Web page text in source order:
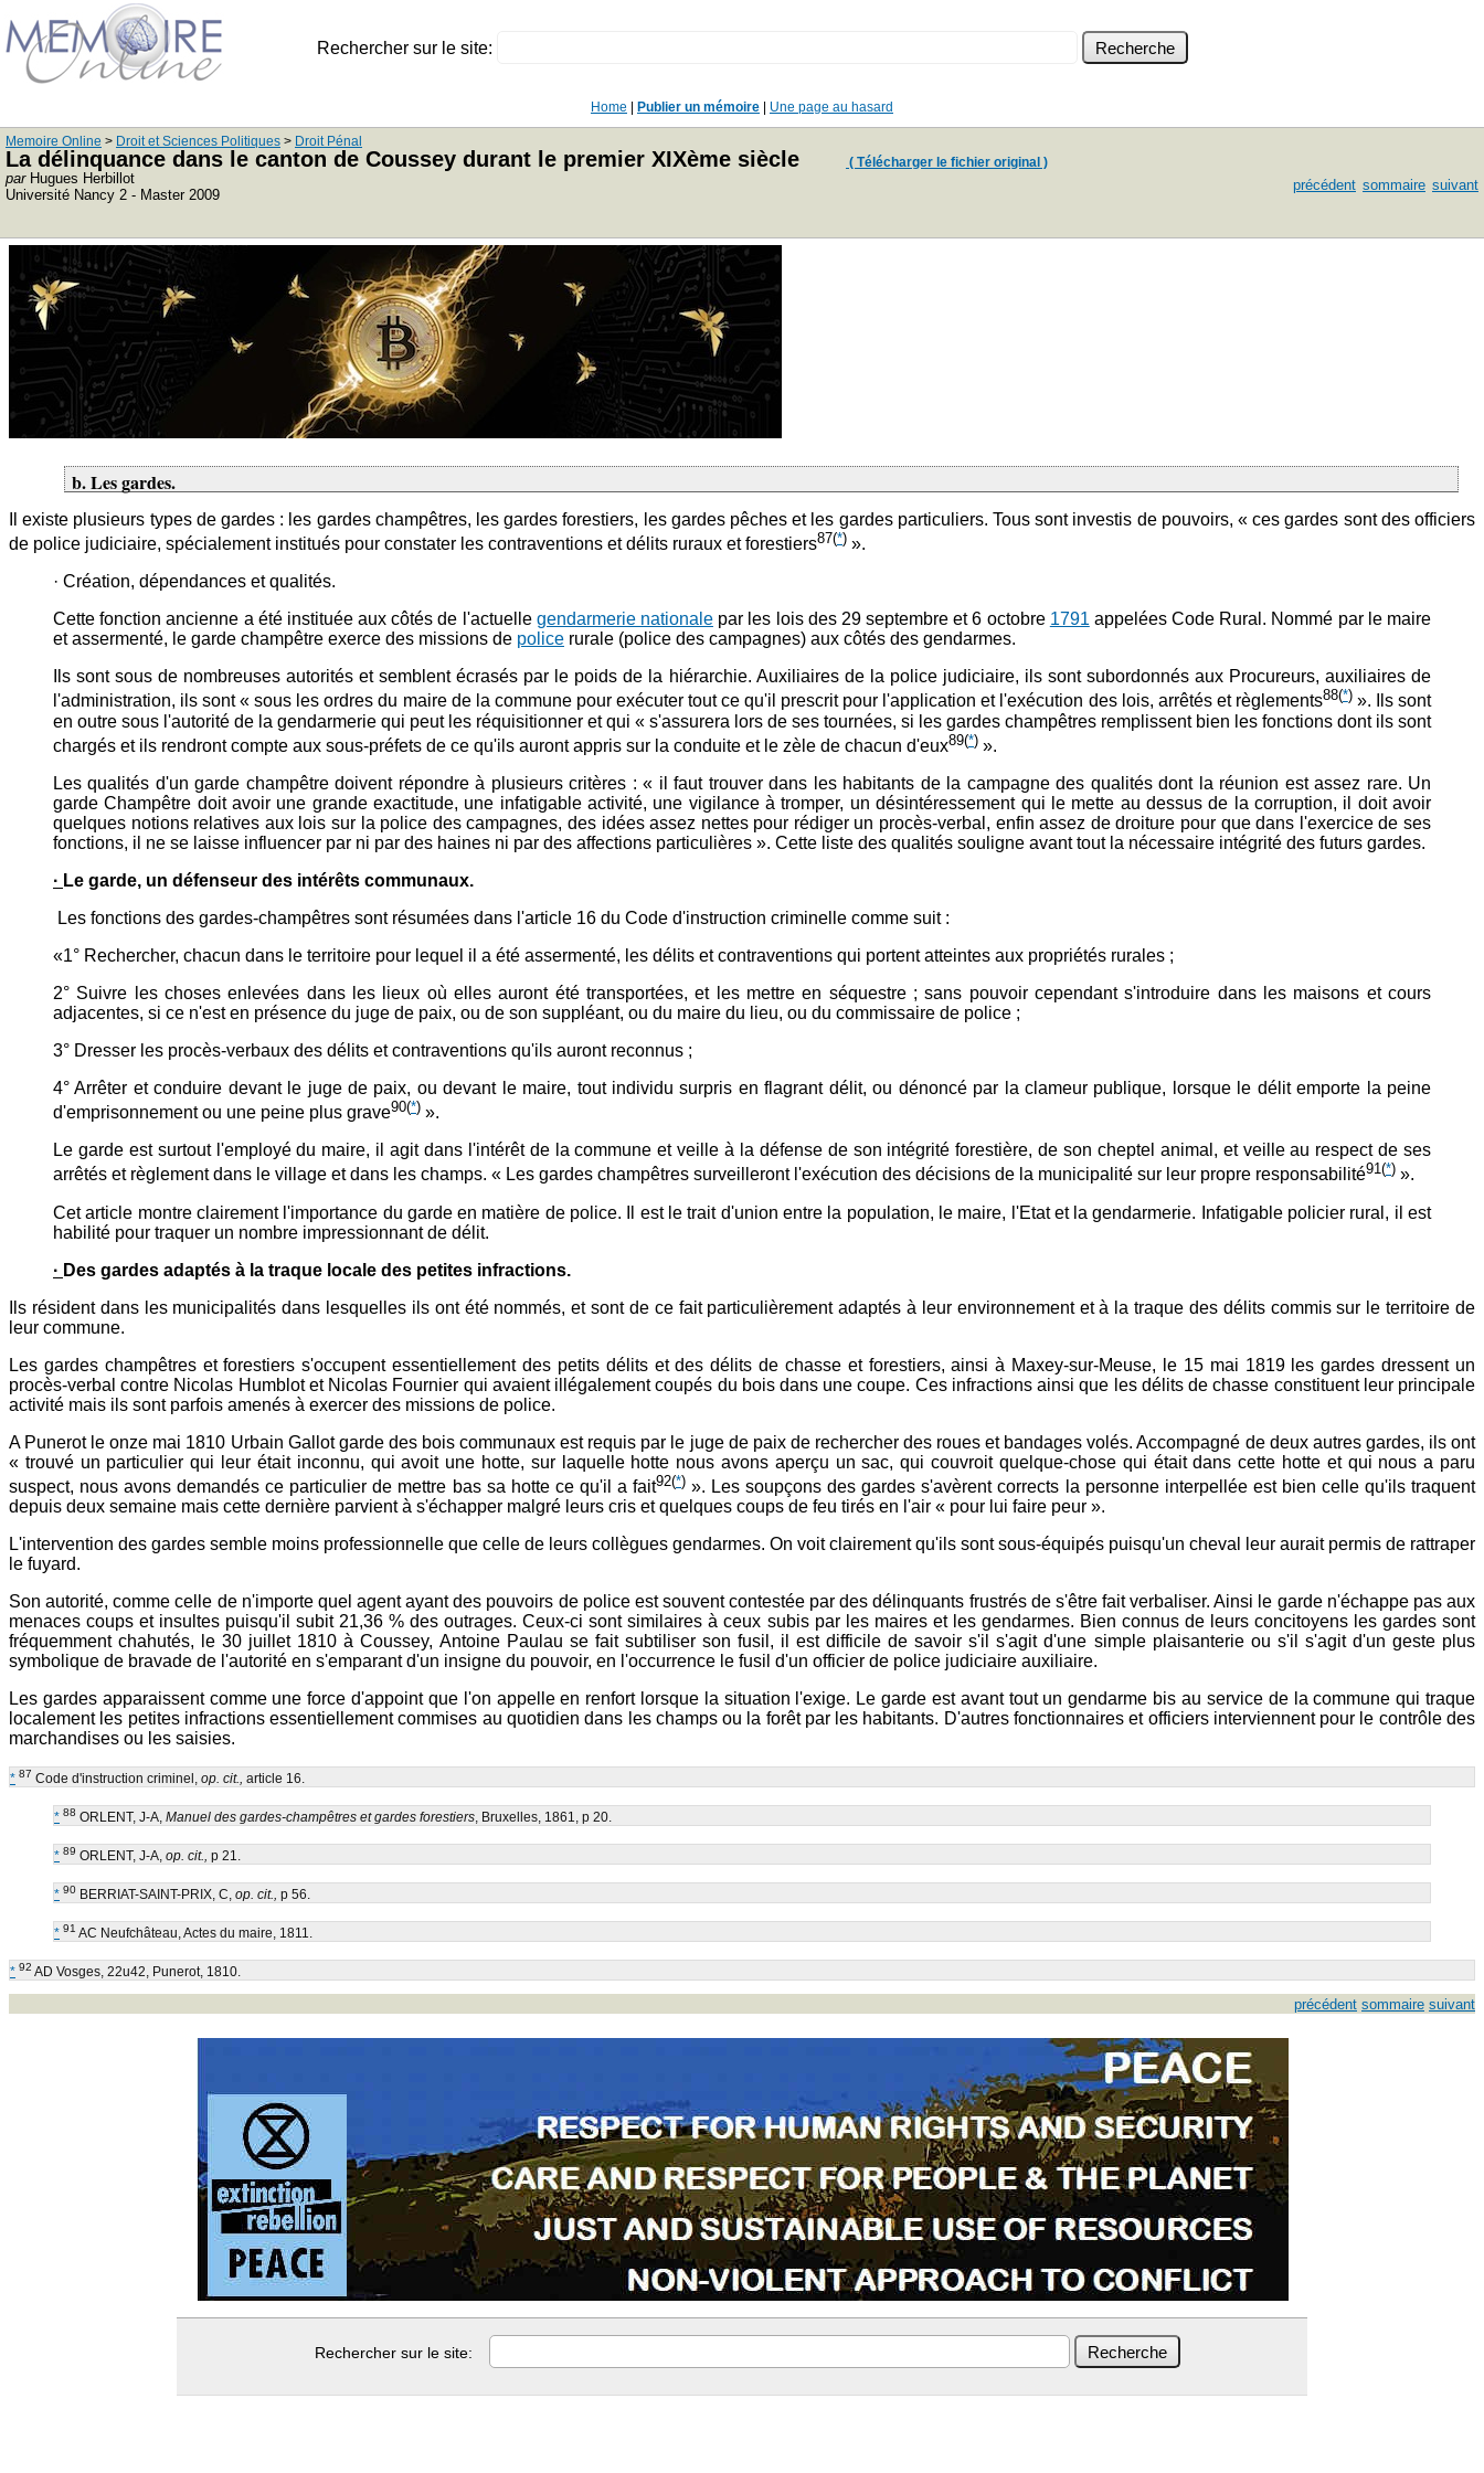
Rechercher sur le site:
Home Publier un mémoire Une page au hasard
Memoire Online > Droit et Sciences Politiques > Droit Pénal
La délinquance dans le canton de Coussey durant le premier XIXème siècle ( Télécharger le fichier original )
parHugues Herbillot
Université Nancy 2 - Master 2009
précédent sommaire suivant
b. Les gardes.
Il existe plusieurs types de gardes : les gardes champêtres, les gardes forestiers, les gardes pêches et les gardes particuliers. Tous sont investis de pouvoirs, « ces gardes sont des officiers
de police judiciaire, spécialement institués pour constater les contraventions et délits ruraux et forestiers87(*) ».
· Création, dépendances et qualités.
Cette fonction ancienne a été instituée aux côtés de l'actuelle gendarmerie nationalepar les lois des 29 septembre et 6 octobre 1791 appelées Code Rural. Nommé par le maire
et assermenté, le garde champêtre exerce des missions de police rurale (police des campagnes) aux côtés des gendarmes.
Ils sont sous de nombreuses autorités et semblent écrasés par le poids de la hiérarchie. Auxiliaires de la police judiciaire, ils sont subordonnés aux Procureurs, auxiliaires de
l'administration, ils sont « sous les ordres du maire de la commune pour exécuter tout ce qu'il prescrit pour l'application et l'exécution des lois, arrêtés et règlements88(*)». Ils sont
en outre sous l'autorité de la gendarmerie qui peut les réquisitionner et qui « s'assurera lors de ses tournées, si les gardes champêtres remplissent bien les fonctions dont ils sont
chargés et ils rendront compte aux sous-préfets de ce qu'ils auront appris sur la conduite et le zèle de chacun d'eux89(*) ».
Les qualités d'un garde champêtre doivent répondre à plusieurs critères : « il faut trouver dans les habitants de la campagne des qualités dont la réunion est assez rare. Un
garde Champêtre doit avoir une grande exactitude, une infatigable activité, une vigilance à tromper, un désintéressement qui le mette au dessus de la corruption, il doit avoir
quelques notions relatives aux lois sur la police des campagnes, des idées assez nettes pour rédiger un procès-verbal, enfin assez de droiture pour que dans l'exercice de ses
fonctions, il ne se laisse influencer par ni par des haines ni par des affections particulières ». Cette liste des qualités souligne avant tout la nécessaire intégrité des futurs gardes.
· Le garde, un défenseur des intérêts communaux.
Les fonctions des gardes-champêtres sont résumées dans l'article 16 du Code d'instruction criminelle comme suit :
«1° Rechercher, chacun dans le territoire pour lequel il a été assermenté, les délits et contraventions qui portent atteintes aux propriétés rurales ;
2° Suivre les choses enlevées dans les lieux où elles auront été transportées, et les mettre en séquestre ; sans pouvoir cependant s'introduire dans les maisons et cours
adjacentes, si ce n'est en présence du juge de paix, ou de son suppléant, ou du maire du lieu, ou du commissaire de police ;
3° Dresser les procès-verbaux des délits et contraventions qu'ils auront reconnus ;
4° Arrêter et conduire devant le juge de paix, ou devant le maire, tout individu surpris en flagrant délit, ou dénoncé par la clameur publique, lorsque le délit emporte la peine
d'emprisonnement ou une peine plus grave90(*) ».
Le garde est surtout l'employé du maire, il agit dans l'intérêt de la commune et veille à la défense de son intégrité forestière, de son cheptel animal, et veille au respect de ses
arrêtés et règlement dans le village et dans les champs. « Les gardes champêtres surveilleront l'exécution des décisions de la municipalité sur leur propre responsabilité91(*) ».
Cet article montre clairement l'importance du garde en matière de police. Il est le trait d'union entre la population, le maire, l'Etat et la gendarmerie. Infatigable policier rural, il est
habilité pour traquer un nombre impressionnant de délit.
· Des gardes adaptés à la traque locale des petites infractions.
Ils résident dans les municipalités dans lesquelles ils ont été nommés, et sont de ce fait particulièrement adaptés à leur environnement et à la traque des délits commis sur le territoire de
leur commune.
Les gardes champêtres et forestiers s'occupent essentiellement des petits délits et des délits de chasse et forestiers, ainsi à Maxey-sur-Meuse, le 15 mai 1819 les gardes dressent un
procès-verbal contre Nicolas Humblot et Nicolas Fournier qui avaient illégalement coupés du bois dans une coupe. Ces infractions ainsi que les délits de chasse constituent leur principale
activité mais ils sont parfois amenés à exercer des missions de police.
A Punerot le onze mai 1810 Urbain Gallot garde des bois communaux est requis par le juge de paix de rechercher des roues et bandages volés. Accompagné de deux autres gardes, ils ont
« trouvé un particulier qui leur était inconnu, qui avoit une hotte, sur laquelle hotte nous avons aperçu un sac, qui couvroit quelque-chose qui était dans cette hotte et qui nous a paru
suspect, nous avons demandés ce particulier de mettre bas sa hotte ce qu'il a fait92(*)». Les soupçons des gardes s'avèrent corrects la personne interpellée est bien celle qu'ils traquent
depuis deux semaine mais cette dernière parvient à s'échapper malgré leurs cris et quelques coups de feu tirés en l'air « pour lui faire peur ».
L'intervention des gardes semble moins professionnelle que celle de leurs collègues gendarmes. On voit clairement qu'ils sont sous-équipés puisqu'un cheval leur aurait permis de rattraper
le fuyard.
Son autorité, comme celle de n'importe quel agent ayant des pouvoirs de police est souvent contestée par des délinquants frustrés de s'être fait verbaliser. Ainsi le garde n'échappe pas aux
menaces coups et insultes puisqu'il subit 21,36 % des outrages. Ceux-ci sont similaires à ceux subis par les maires et les gendarmes. Bien connus de leurs concitoyens les gardes sont
fréquemment chahutés, le 30 juillet 1810 à Coussey, Antoine Paulau se fait subtiliser son fusil, il est difficile de savoir s'il s'agit d'une simple plaisanterie ou s'il s'agit d'un geste plus
symbolique de bravade de l'autorité en s'emparant d'un insigne du pouvoir, en l'occurrence le fusil d'un officier de police judiciaire auxiliaire.
Les gardes apparaissent comme une force d'appoint que l'on appelle en renfort lorsque la situation l'exige. Le garde est avant tout un gendarme bis au service de la commune qui traque
localement les petites infractions essentiellement commises au quotidien dans les champs ou la forêt par les habitants. D'autres fonctionnaires et officiers interviennent pour le contrôle des
marchandises ou les saisies.
* 87 Code d'instruction criminel, op. cit., article 16.
* 88 ORLENT, J-A, Manuel des gardes-champêtres et gardes forestiers, Bruxelles, 1861, p 20.
* 89 ORLENT, J-A, op. cit., p 21.
* 90 BERRIAT-SAINT-PRIX, C, op. cit., p 56.
* 91 AC Neufchâteau, Actes du maire, 1811.
* 92 AD Vosges, 22u42, Punerot, 1810.
précédent sommaire suivant
Rechercher sur le site: